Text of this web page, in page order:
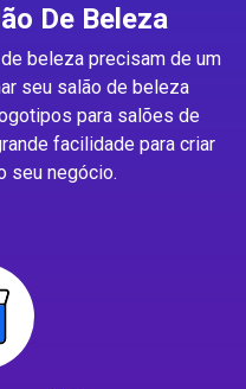
De Beleza
beleza precisam de um
seu salão de beleza
para salões de
facilidade para criar
seu negócio.